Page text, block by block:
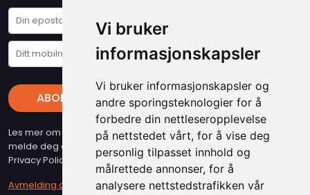
Vi bruker
informasjonskapsler
Vi bruker informasjonskapsler og
andre sporingsteknologier for å
forbedre din nettleseropplevelse
på nettstedet vårt, for å vise deg
personlig tilpasset innhold og
målrettede annonser, for å
analysere nettstedstrafikken vår
ABONNER
Les mer om vare "Privacy Policy" - Husk at du kan når som helst
melde deg av vart nyhetsbrev (beslyttet at reCAPTCHA, Google
Privacy Policy & Terms gjelder)
Avmelding av nyhetsbrev